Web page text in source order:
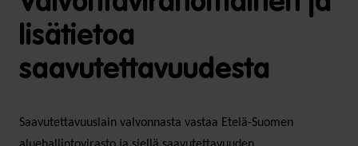
lisätietoa
saavutettavuudesta
Saavutettavuuslain valvonnasta vastaa Etelä-Suomen